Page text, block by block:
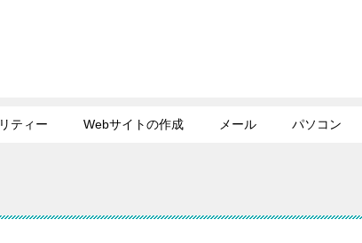
ティー Webサイトの作成 メール パソコン